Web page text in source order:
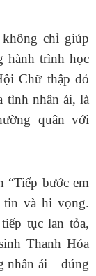
chỉ giúp
hành trình học
Chữ thập đỏ
tình nhân ái, là
quân với
“Tiếp bước em
tin và hi vọng.
tục lan tỏa,
Thanh Hóa
nhân ái – đúng